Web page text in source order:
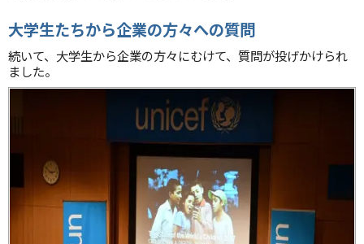
大学生たちから企業の方々への質問
続いて、大学生から企業の方々にむけて、質問が投げかけられ
ました。